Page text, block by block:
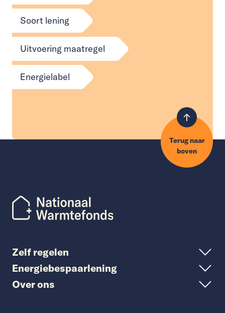
Soort lening
Uitvoering maatregel
Energielabel
Terug naar
boven
Zelf regelen
Energiebespaarlening
Over ons